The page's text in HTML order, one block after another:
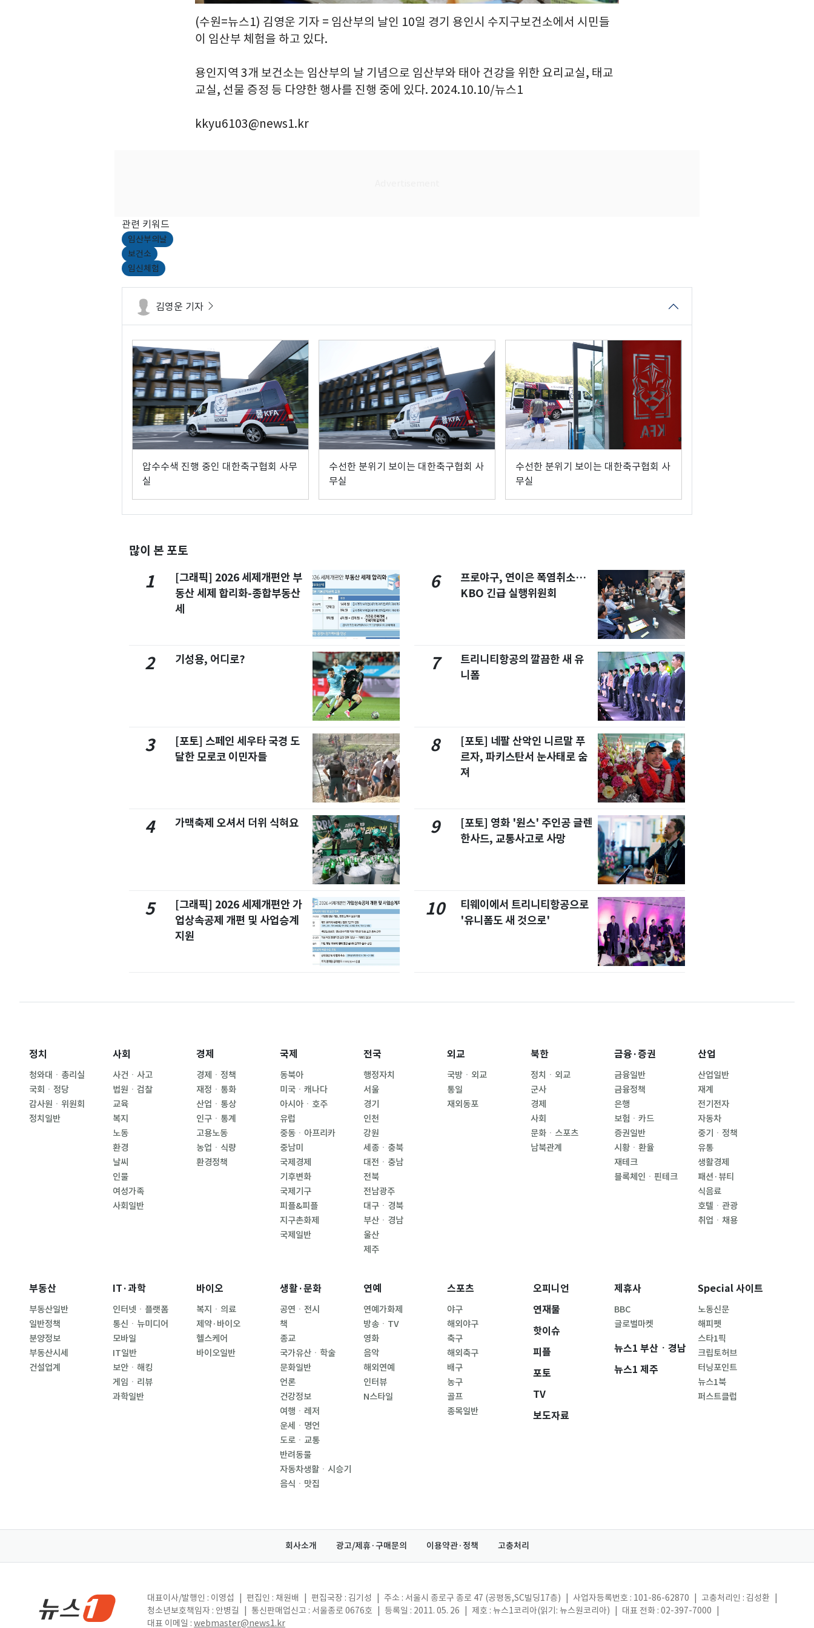
(수원=뉴스1) 김영운 기자 = 임산부의 날인 10일 경기 용인시 수지구보건소에서 시민들
이 임산부 체험을 하고 있다.
용인지역 3개 보건소는 임산부의 날 기념으로 임산부와 태아 건강을 위한 요리교실, 태교
교실, 선물 증정 등 다양한 행사를 진행 중에 있다. 2024.10.10/뉴스1
kkyu6103@news1.kr
관련 키워드
임산부의날
보건소
임신체험
김영운 기자
압수수색 진행 중인 대한축구협회 사무
실
수선한 분위기 보이는 대한축구협회 사
무실
수선한 분위기 보이는 대한축구협회 사
무실
많이 본 포토
1
[그래픽] 2026 세제개편안 부
동산 세제 합리화-종합부동산
세
2 기성용, 어디로?
3
[포토] 스페인 세우타 국경 도
달한 모로코 이민자들
4 가맥축제 오셔서 더위 식혀요
5
[그래픽] 2026 세제개편안 가
업상속공제 개편 및 사업승계
지원
6
프로야구, 연이은 폭염취소…
KBO 긴급 실행위원회
7
트리니티항공의 깔끔한 새 유
니폼
8
[포토] 네팔 산악인 니르말 푸
르자, 파키스탄서 눈사태로 숨
져
9
[포토] 영화 '원스' 주인공 글렌
한사드, 교통사고로 사망
10
티웨이에서 트리니티항공으로
'유니폼도 새 것으로'
정치
청와대ㆍ총리실
국회ㆍ정당
감사원ㆍ위원회
정치일반
사회
사건ㆍ사고
법원ㆍ검찰
교육
복지
노동
환경
날씨
인물
여성가족
사회일반
경제
경제ㆍ정책
재정ㆍ통화
산업ㆍ통상
인구ㆍ통계
고용노동
농업ㆍ식량
환경정책
국제
동북아
미국ㆍ캐나다
아시아ㆍ호주
유럽
중동ㆍ아프리카
중남미
국제경제
기후변화
국제기구
피플&피플
지구촌화제
국제일반
전국
행정자치
서울
경기
인천
강원
세종ㆍ충북
대전ㆍ충남
전북
전남광주
대구ㆍ경북
부산ㆍ경남
울산
제주
외교
국방ㆍ외교
통일
재외동포
북한
정치ㆍ외교
군사
경제
사회
문화ㆍ스포츠
남북관계
금융·증권
금융일반
금융정책
은행
보험ㆍ카드
증권일반
시황ㆍ환율
재테크
블록체인ㆍ핀테크
산업
산업일반
재계
전기전자
자동차
중기ㆍ정책
유통
생활경제
패션·뷰티
식음료
호텔ㆍ관광
취업ㆍ채용
부동산
부동산일반
일반정책
분양정보
부동산시세
건설업계
IT·과학
인터넷ㆍ플랫폼
통신ㆍ뉴미디어
모바일
IT일반
보안ㆍ해킹
게임ㆍ리뷰
과학일반
바이오
복지ㆍ의료
제약·바이오
헬스케어
바이오일반
생활·문화
공연ㆍ전시
책
종교
국가유산ㆍ학술
문화일반
언론
건강정보
여행ㆍ레저
운세ㆍ명언
도로ㆍ교통
반려동물
자동차생활ㆍ시승기
음식ㆍ맛집
연예
연예가화제
방송ㆍTV
영화
음악
해외연예
인터뷰
N스타일
스포츠
야구
해외야구
축구
해외축구
배구
농구
골프
종목일반
오피니언
연재물
핫이슈
피플
포토
TV
보도자료
제휴사
BBC
글로벌마켓
뉴스1 부산ㆍ경남
뉴스1 제주
Special 사이트
노동신문
해피펫
스타1픽
크립토허브
터닝포인트
뉴스1북
퍼스트클럽
회사소개 광고/제휴·구매문의 이용약관·정책 고충처리
대표이사/발행인 : 이영섭 편집인 : 채원배 편집국장 : 김기성 주소 : 서울시 종로구 종로 47 (공평동,SC빌딩17층) 사업자등록번호 : 101-86-62870 고충처리인 : 김성환
청소년보호책임자 : 안병길
통신판매업신고 : 서울종로 0676호 등록일 : 2011. 05. 26 제호 : 뉴스1코리아(읽기: 뉴스원코리아) 대표 전화 : 02-397-7000
대표 이메일 : webmaster@news1.kr